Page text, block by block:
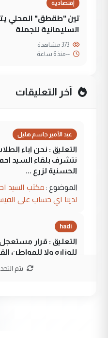
إقتصادية
تين "طقطق" المحلي
السليمانية للجملة
--منذ 6 ساعة
آخر التعليقات
عبد الأمير جاسم هليل
التعليق : نحن اباء
نتشرف بلقاء السيد
الحسنية لزرع ...
الموضوع : مكتب السيد
لدينا اي حساب على
hadi
التعليق : قرار
للوزاره ولا للمواطن
يتم